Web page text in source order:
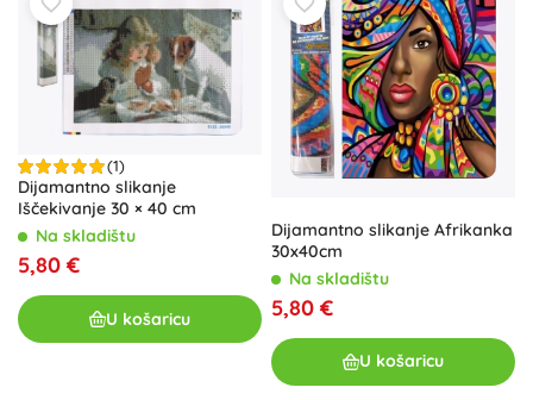
(1)
Dijamantno slikanje
Iščekivanje 30 × 40 cm
Na skladištu
5,80 €
U košaricu
Dijamantno slikanje Afrikanka
30x40cm
Na skladištu
5,80 €
U košaricu